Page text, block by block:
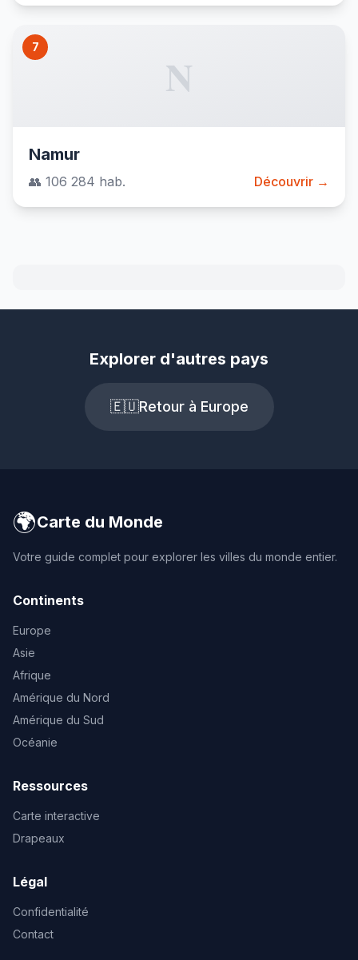
7
N
Namur
👥 106 284 hab. Découvrir →
Explorer d'autres pays
🇪🇺Retour à Europe
🌍Carte du Monde
Votre guide complet pour explorer les villes du monde entier.
Continents
Europe
Asie
Afrique
Amérique du Nord
Amérique du Sud
Océanie
Ressources
Carte interactive
Drapeaux
Légal
Confidentialité
Contact